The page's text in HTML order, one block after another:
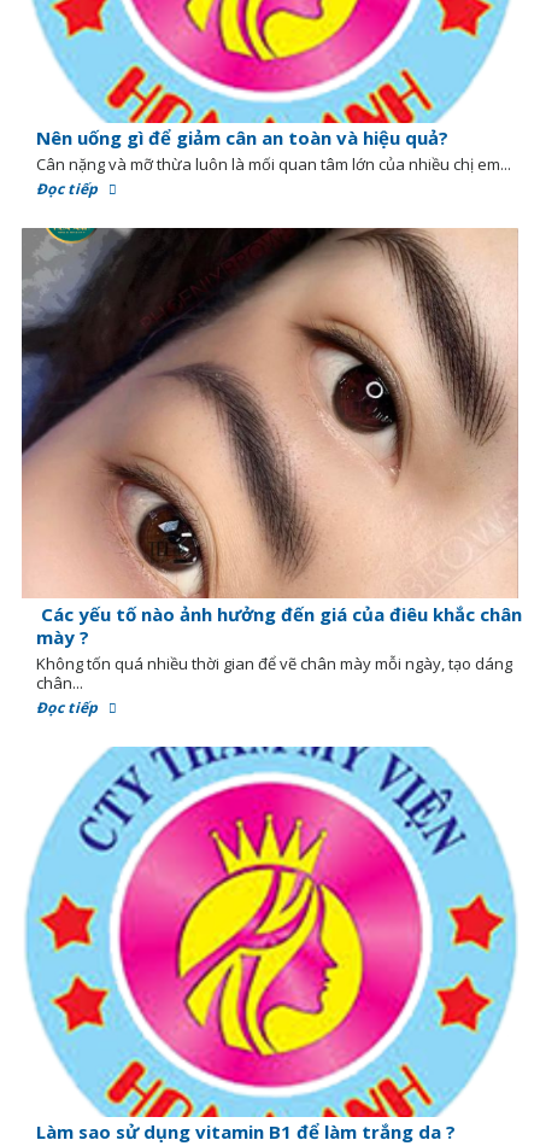
Nên uống gì để giảm cân an toàn và hiệu quả?
Cân nặng và mỡ thừa luôn là mối quan tâm lớn của nhiều chị em...
Đọc tiếp
Các yếu tố nào ảnh hưởng đến giá của điêu khắc chân
mày ?
Không tốn quá nhiều thời gian để vẽ chân mày mỗi ngày, tạo dáng
chân...
Đọc tiếp
Làm sao sử dụng vitamin B1 để làm trắng da ?